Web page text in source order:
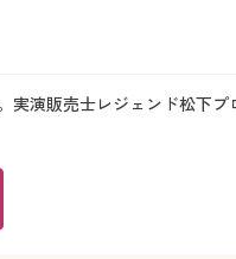
演販売士レジェンド松下プ